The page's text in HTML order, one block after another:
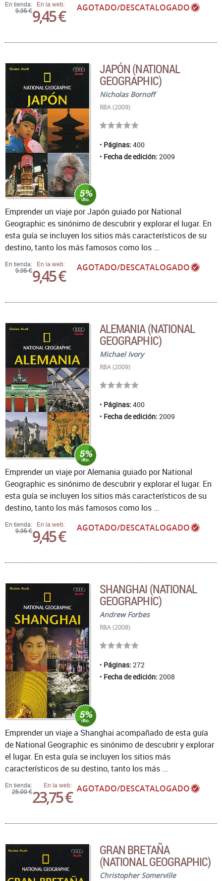
En tienda:
9,95 €
En la web:
9,45 € AGOTADO/DESCATALOGADO
JAPÓN (NATIONAL
GEOGRAPHIC)
Nicholas Bornoff
RBA (2009)
Páginas: 400
Fecha de edición: 2009
En tienda:
9,95 €
En la web:
9,45 € AGOTADO/DESCATALOGADO
Emprender un viaje por Japón guiado por National
Geographic es sinónimo de descubrir y explorar el lugar. En
esta guía se incluyen los sitios más característicos de su
destino, tanto los más famosos como los ...
ALEMANIA (NATIONAL
GEOGRAPHIC)
Michael Ivory
RBA (2009)
Páginas: 400
Fecha de edición: 2009
En tienda:
9,95 €
En la web:
9,45 € AGOTADO/DESCATALOGADO
Emprender un viaje por Alemania guiado por National
Geographic es sinónimo de descubrir y explorar el lugar. En
esta guía se incluyen los sitios más característicos de su
destino, tanto los más famosos como los ...
SHANGHAI (NATIONAL
GEOGRAPHIC)
Andrew Forbes
RBA (2008)
Páginas: 272
Fecha de edición: 2008
En tienda:
25,00 €
En la web:
23,75 € AGOTADO/DESCATALOGADO
Emprender un viaje a Shanghai acompañado de esta guía
de National Geographic es sinónimo de descubrir y explorar
el lugar. En esta guía se incluyen los sitios más
característicos de su destino, tanto los más ...
GRAN BRETAÑA
(NATIONAL GEOGRAPHIC)
Christopher Somerville